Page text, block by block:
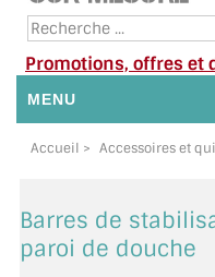
Promotions, offres et
MENU
NOUS CONTACTER
DEMANDE DE DEVIS
Accueil > Accessoires et
Barres de
paroi de douche